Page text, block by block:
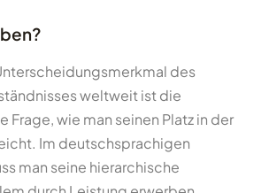
des
weltweit ist die
Frage, wie man seinen Platz in der
Im deutschsprachigen
man seine hierarchische